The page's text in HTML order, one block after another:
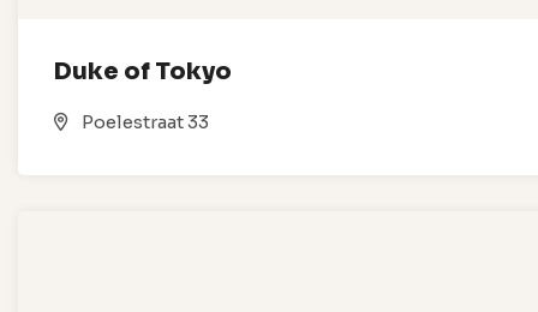
Duke of Tokyo
Poelestraat 33